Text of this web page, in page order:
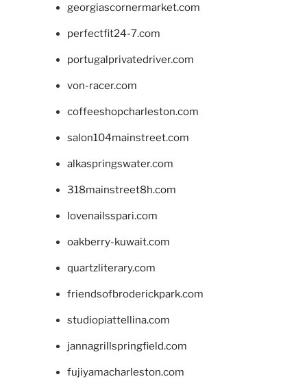
georgiascornermarket.com
perfectfit24-7.com
portugalprivatedriver.com
von-racer.com
coffeeshopcharleston.com
salon104mainstreet.com
alkaspringswater.com
318mainstreet8h.com
lovenailsspari.com
oakberry-kuwait.com
quartzliterary.com
friendsofbroderickpark.com
studiopiattellina.com
jannagrillspringfield.com
fujiyamacharleston.com